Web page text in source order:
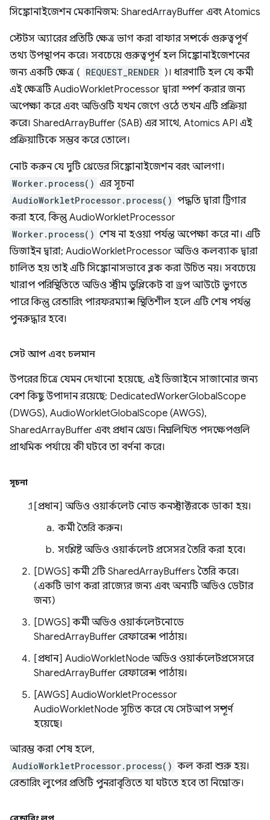
সিঙ্ক্রোনাইজেশন মেকানিজম: SharedArrayBuffer এবং Atomics
স্টেটস অ্যারের প্রতিটি ক্ষেত্র ভাগ করা বাফার সম্পর্কে গুরুত্বপূর্ণ
তথ্য উপস্থাপন করে। সবচেয়ে গুরুত্বপূর্ণ হল সিঙ্ক্রোনাইজেশনের
জন্য একটি ক্ষেত্র ( REQUEST_RENDER )। ধারণাটি হল যে কর্মী
এই ক্ষেত্রটি AudioWorkletProcessor দ্বারা স্পর্শ করার জন্য
অপেক্ষা করে এবং অডিওটি যখন জেগে ওঠে তখন এটি প্রক্রিয়া
করে। SharedArrayBuffer (SAB) এর সাথে, Atomics API এই
প্রক্রিয়াটিকে সম্ভব করে তোলে।
নোট করুন যে দুটি থ্রেডের সিঙ্ক্রোনাইজেশন বরং আলগা।
Worker.process() এর সূচনা
AudioWorkletProcessor.process() পদ্ধতি দ্বারা ট্রিগার
করা হবে, কিন্তু AudioWorkletProcessor
Worker.process() শেষ না হওয়া পর্যন্ত অপেক্ষা করে না। এটি
ডিজাইন দ্বারা; AudioWorkletProcessor অডিও কলব্যাক দ্বারা
চালিত হয় তাই এটি সিঙ্ক্রোনাসভাবে ব্লক করা উচিত নয়। সবচেয়ে
খারাপ পরিস্থিতিতে অডিও স্ট্রীম ডুপ্লিকেট বা ড্রপ আউটে ভুগতে
পারে কিন্তু রেন্ডারিং পারফরম্যান্স স্থিতিশীল হলে এটি শেষ পর্যন্ত
পুনরুদ্ধার হবে।
সেট আপ এবং চলমান
উপরের চিত্রে যেমন দেখানো হয়েছে, এই ডিজাইনে সাজানোর জন্য
বেশ কিছু উপাদান রয়েছে: DedicatedWorkerGlobalScope
(DWGS), AudioWorkletGlobalScope (AWGS),
SharedArrayBuffer এবং প্রধান থ্রেড। নিম্নলিখিত পদক্ষেপগুলি
প্রাথমিক পর্যায়ে কী ঘটবে তা বর্ণনা করে।
সূচনা
[প্রধান] অডিও ওয়ার্কলেট নোড কনস্ট্রাক্টরকে ডাকা হয়।
কর্মী তৈরি করুন।
সংশ্লিষ্ট অডিও ওয়ার্কলেট প্রসেসর তৈরি করা হবে।
[DWGS] কর্মী 2টি SharedArrayBuffers তৈরি করে।
(একটি ভাগ করা রাজ্যের জন্য এবং অন্যটি অডিও ডেটার
জন্য)
[DWGS] কর্মী অডিও ওয়ার্কলেটনোডে
SharedArrayBuffer রেফারেন্স পাঠায়।
[প্রধান] AudioWorkletNode অডিও ওয়ার্কলেটপ্রসেসরে
SharedArrayBuffer রেফারেন্স পাঠায়।
[AWGS] AudioWorkletProcessor
AudioWorkletNode সূচিত করে যে সেটআপ সম্পূর্ণ
হয়েছে।
আরম্ভ করা শেষ হলে,
AudioWorkletProcessor.process() কল করা শুরু হয়।
রেন্ডারিং লুপের প্রতিটি পুনরাবৃত্তিতে যা ঘটতে হবে তা নিম্নোক্ত।